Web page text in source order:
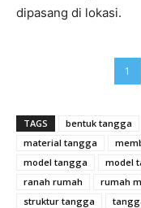
dipasang di lokasi.
1
TAGS bentuk tangga
material tangga
model tangga
model
ranah rumah
rumah
struktur tangga